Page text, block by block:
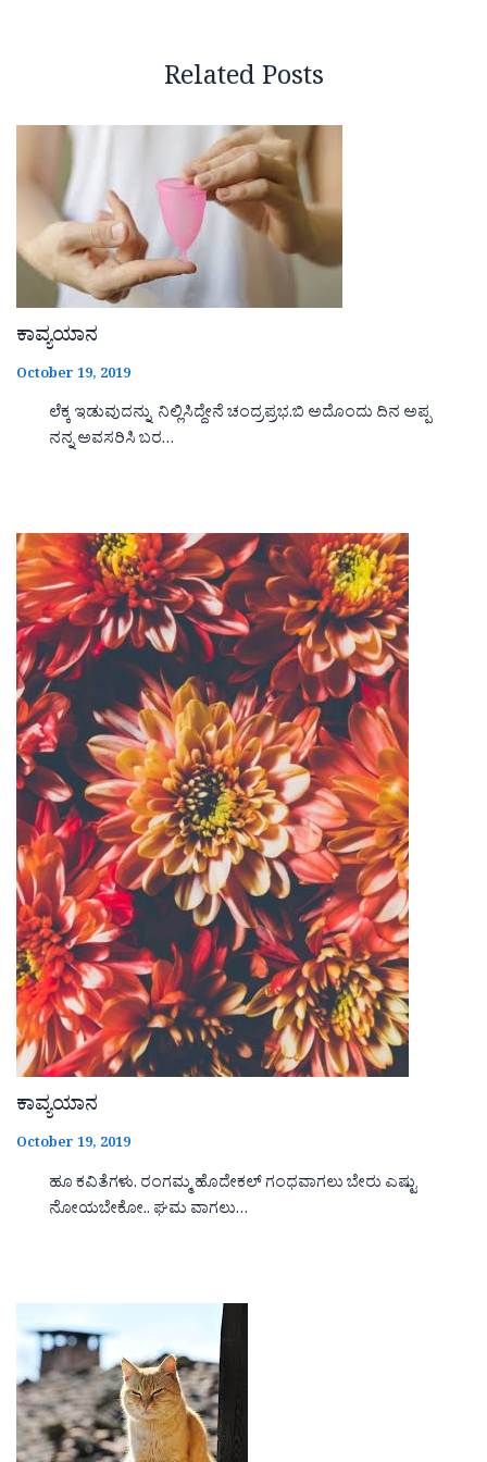
Related Posts
ಕಾವ್ಯಯಾನ
October 19, 2019
ಲೆಕ್ಕ ಇಡುವುದನ್ನು ನಿಲ್ಲಿಸಿದ್ದೇನೆ ಚಂದ್ರಪ್ರಭ.ಬಿ ಅದೊಂದು ದಿನ ಅಪ್ಪ
ನನ್ನ ಅವಸರಿಸಿ ಬರ…
ಕಾವ್ಯಯಾನ
October 19, 2019
ಹೂ ಕವಿತೆಗಳು. ರಂಗಮ್ಮ ಹೊದೇಕಲ್ ಗಂಧವಾಗಲು ಬೇರು ಎಷ್ಟು
ನೋಯಬೇಕೋ.. ಘಮ ವಾಗಲು…